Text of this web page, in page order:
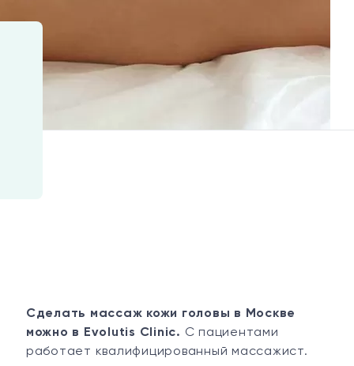
Сделать массаж кожи головы в Москве
можно в Evolutis Clinic. С пациентами
работает квалифицированный массажист.